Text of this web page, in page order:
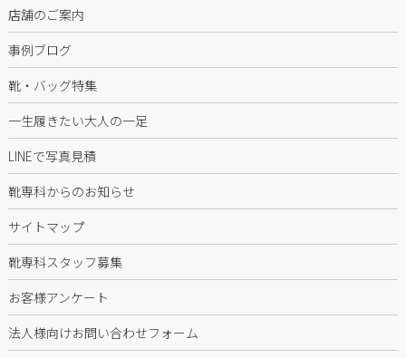
店舗のご案内
事例ブログ
靴・バッグ特集
一生履きたい大人の一足
LINEで写真見積
靴専科からのお知らせ
サイトマップ
靴専科スタッフ募集
お客様アンケート
法人様向けお問い合わせフォーム